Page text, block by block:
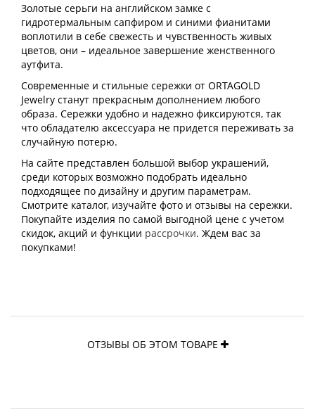
Золотые серьги на английском замке с
гидротермальным сапфиром и синими фианитами
воплотили в себе свежесть и чувственность живых
цветов, они – идеальное завершение женственного
аутфита.
Современные и стильные сережки от ORTAGOLD
Jewelry станут прекрасным дополнением любого
образа. Сережки удобно и надежно фиксируются, так
что обладателю аксессуара не придется переживать за
случайную потерю.
На сайте представлен большой выбор украшений,
среди которых возможно подобрать идеально
подходящее по дизайну и другим параметрам.
Смотрите каталог, изучайте фото и отзывы на сережки.
Покупайте изделия по самой выгодной цене с учетом
скидок, акций и функции рассрочки. Ждем вас за
покупками!
ОТЗЫВЫ ОБ ЭТОМ ТОВАРЕ